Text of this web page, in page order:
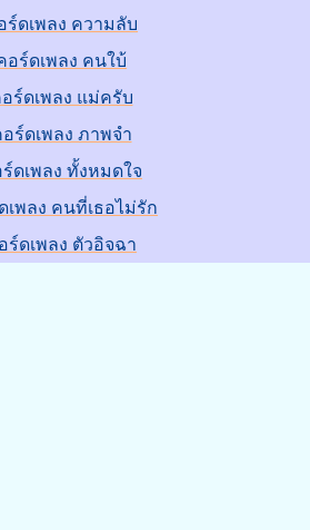
ร์ดเพลง ความลับ
อร์ดเพลง คนใบ้
ร์ดเพลง แม่ครับ
ร์ดเพลง ภาพจำ
ดเพลง ทั้งหมดใจ
เพลง คนที่เธอไม่รัก
ร์ดเพลง ตัวอิจฉา